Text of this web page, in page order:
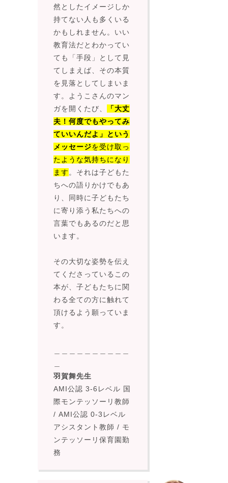
然としたイメージしか
持てない人も多くいる
かもしれません。いい
教育法だとわかってい
ても「手段」として見
てしまえば、その本質
を見落としてしまいま
す。ようこさんのマン
ガを開くたび、
「大丈
夫！何度でもやってみ
ていいんだよ」という
メッセージを受け取っ
たような気持ちになり
ます 。それは子どもた
ちへの語りかけでもあ
り、同時に子どもたち
に寄り添う私たちへの
言葉でもあるのだと思
います。
その大切な姿勢を伝え
てくださっているこの
本が、子どもたちに関
わる全ての方に触れて
頂けるよう願っていま
す。
羽賀舞先生
AMI公認 3-6レベル 国
際モンテッソーリ教師
/ AMI公認 0-3レベル
アシスタント教師 / モ
ンテッソーリ保育園勤
務